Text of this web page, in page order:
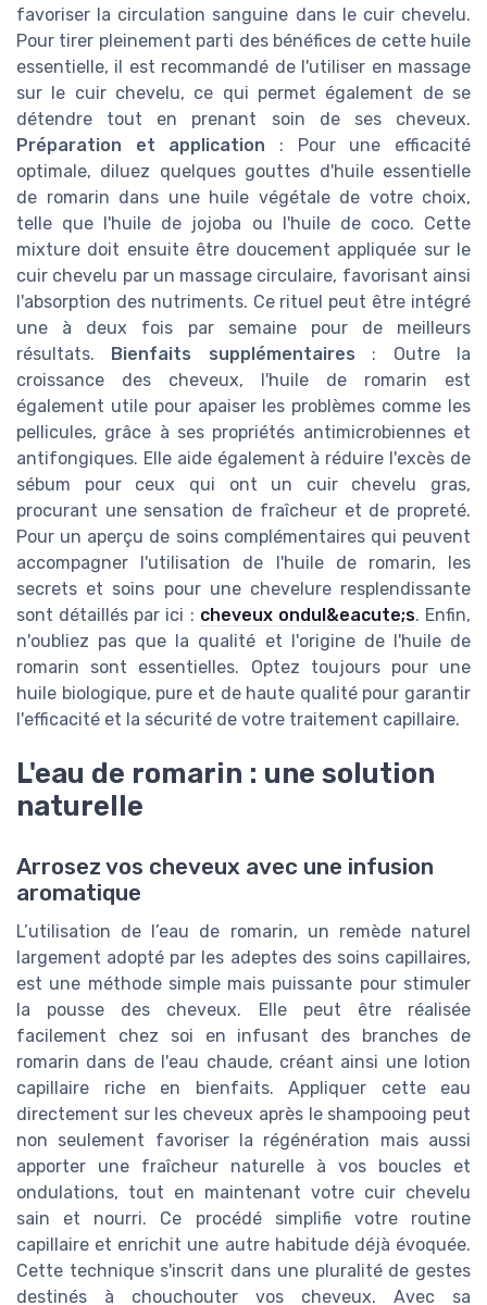
favoriser la circulation sanguine dans le cuir chevelu.
Pour tirer pleinement parti des bénéfices de cette huile
essentielle, il est recommandé de l'utiliser en massage
sur le cuir chevelu, ce qui permet également de se
détendre tout en prenant soin de ses cheveux.
Préparation et application : Pour une efficacité
optimale, diluez quelques gouttes d'huile essentielle
de romarin dans une huile végétale de votre choix,
telle que l'huile de jojoba ou l'huile de coco. Cette
mixture doit ensuite être doucement appliquée sur le
cuir chevelu par un massage circulaire, favorisant ainsi
l'absorption des nutriments. Ce rituel peut être intégré
une à deux fois par semaine pour de meilleurs
résultats. Bienfaits supplémentaires : Outre la
croissance des cheveux, l'huile de romarin est
également utile pour apaiser les problèmes comme les
pellicules, grâce à ses propriétés antimicrobiennes et
antifongiques. Elle aide également à réduire l'excès de
sébum pour ceux qui ont un cuir chevelu gras,
procurant une sensation de fraîcheur et de propreté.
Pour un aperçu de soins complémentaires qui peuvent
accompagner l'utilisation de l'huile de romarin, les
secrets et soins pour une chevelure resplendissante
sont détaillés par ici : cheveux ondul&eacute;s. Enfin,
n'oubliez pas que la qualité et l'origine de l'huile de
romarin sont essentielles. Optez toujours pour une
huile biologique, pure et de haute qualité pour garantir
l'efficacité et la sécurité de votre traitement capillaire.
L'eau de romarin : une solution
naturelle
Arrosez vos cheveux avec une infusion
aromatique
L’utilisation de l’eau de romarin, un remède naturel
largement adopté par les adeptes des soins capillaires,
est une méthode simple mais puissante pour stimuler
la pousse des cheveux. Elle peut être réalisée
facilement chez soi en infusant des branches de
romarin dans de l'eau chaude, créant ainsi une lotion
capillaire riche en bienfaits. Appliquer cette eau
directement sur les cheveux après le shampooing peut
non seulement favoriser la régénération mais aussi
apporter une fraîcheur naturelle à vos boucles et
ondulations, tout en maintenant votre cuir chevelu
sain et nourri. Ce procédé simplifie votre routine
capillaire et enrichit une autre habitude déjà évoquée.
Cette technique s'inscrit dans une pluralité de gestes
destinés à chouchouter vos cheveux. Avec sa